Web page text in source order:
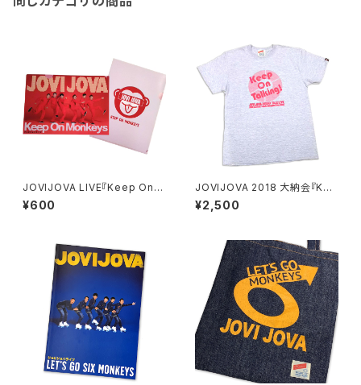
JOVIJOVA LIVE『Keep On
Monkeys』クリアファイル[202
5/9/15にて完全終売]
¥600
JOVIJOVA 2018 大納会『Kee
p On Talking!』Tシャツ[202
5/9/15にて完全終売]
¥2,500